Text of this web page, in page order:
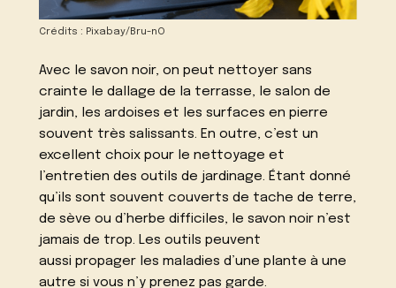
Crédits : Pixabay/Bru-nO
Avec le savon noir, on peut nettoyer sans
crainte le dallage de la terrasse, le salon de
jardin, les ardoises et les surfaces en pierre
souvent très salissants. En outre, c’est un
excellent choix pour le nettoyage et
l’entretien des outils de jardinage. Étant donné
qu’ils sont souvent couverts de tache de terre,
de sève ou d’herbe difficiles, le savon noir n’est
jamais de trop. Les outils peuvent
aussipropager les maladies d’une plante à une
autre si vous n’y prenez pas garde.